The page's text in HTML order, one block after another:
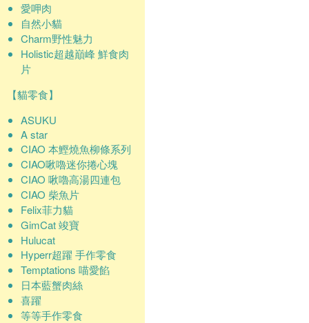
愛呷肉
自然小貓
Charm野性魅力
Holistic超越巔峰 鮮食肉
片
【貓零食】
ASUKU
A star
CIAO 本鰹燒魚柳條系列
CIAO啾嚕迷你捲心塊
CIAO 啾嚕高湯四連包
CIAO 柴魚片
Felix菲力貓
GimCat 竣寶
Hulucat
Hyperr超躍 手作零食
Temptations 喵愛餡
日本藍蟹肉絲
喜躍
等等手作零食